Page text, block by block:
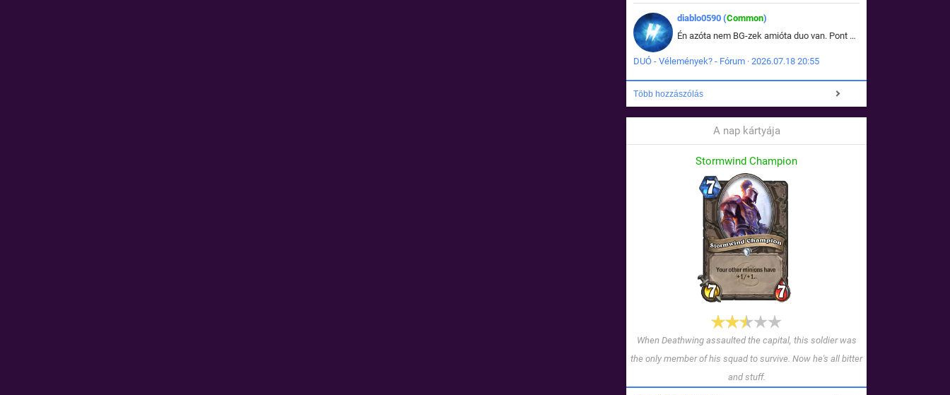
diablo0590 (Common)
Én azóta nem BG-zek amióta duo van. Pont azt szerettem benne, hogy rajtam múlik mi történik, nem pedig a társamon. Kérem vissza a régi BG-t :D
DUÓ - Vélemények? - Fórum · 2026.07.18 20:55
Több hozzászólás
A nap kártyája
Stormwind Champion
When Deathwing assaulted the capital, this soldier was
the only member of his squad to survive. Now he's all bitter
and stuff.